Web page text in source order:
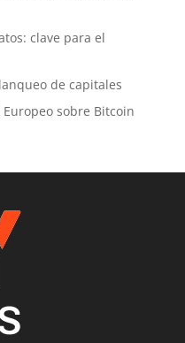
clave para el
de capitales
sobre Bitcoin